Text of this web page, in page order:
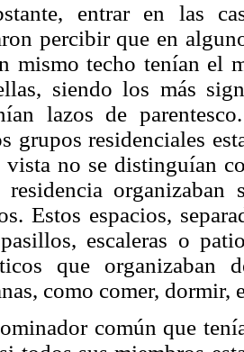
entrar en las
percibir que en
mismo techo tenían el
siendo los más
lazos de
grupos residenciales
vista no se distinguían
residencia
Estos espacios,
escaleras o
que organizaban
como comer, dormir,
común que